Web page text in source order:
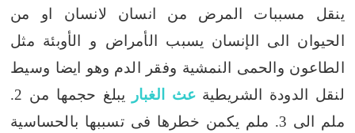
ينقل مسببات المرض من انسان لانسان او من
الحيوان الى الإنسان يسبب الأمراض و الأوبئة مثل
الطاعون والحمى النمشية وفقر الدم وهو ايضا وسيط
لنقل الدودة الشريطية عث الغبار
يبلغ حجمها من 2.
ملم الى 3. ملم يكمن خطرها فى تسببها بالحساسية